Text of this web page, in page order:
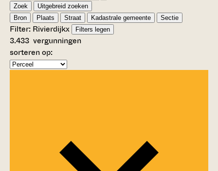
Zoek
Uitgebreid zoeken
Bron
Plaats Straat Kadastrale gemeente Sectie
Filter: Rivierdijkx Filters legen
3.433 vergunningen
sorteren op: